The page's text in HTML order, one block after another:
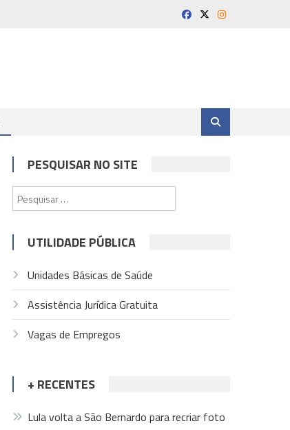
PESQUISAR NO SITE
por:
UTILIDADE PÚBLICA
Unidades Básicas de Saúde
Assistência Jurídica Gratuita
Vagas de Empregos
+ RECENTES
Lula volta a São Bernardo para recriar foto